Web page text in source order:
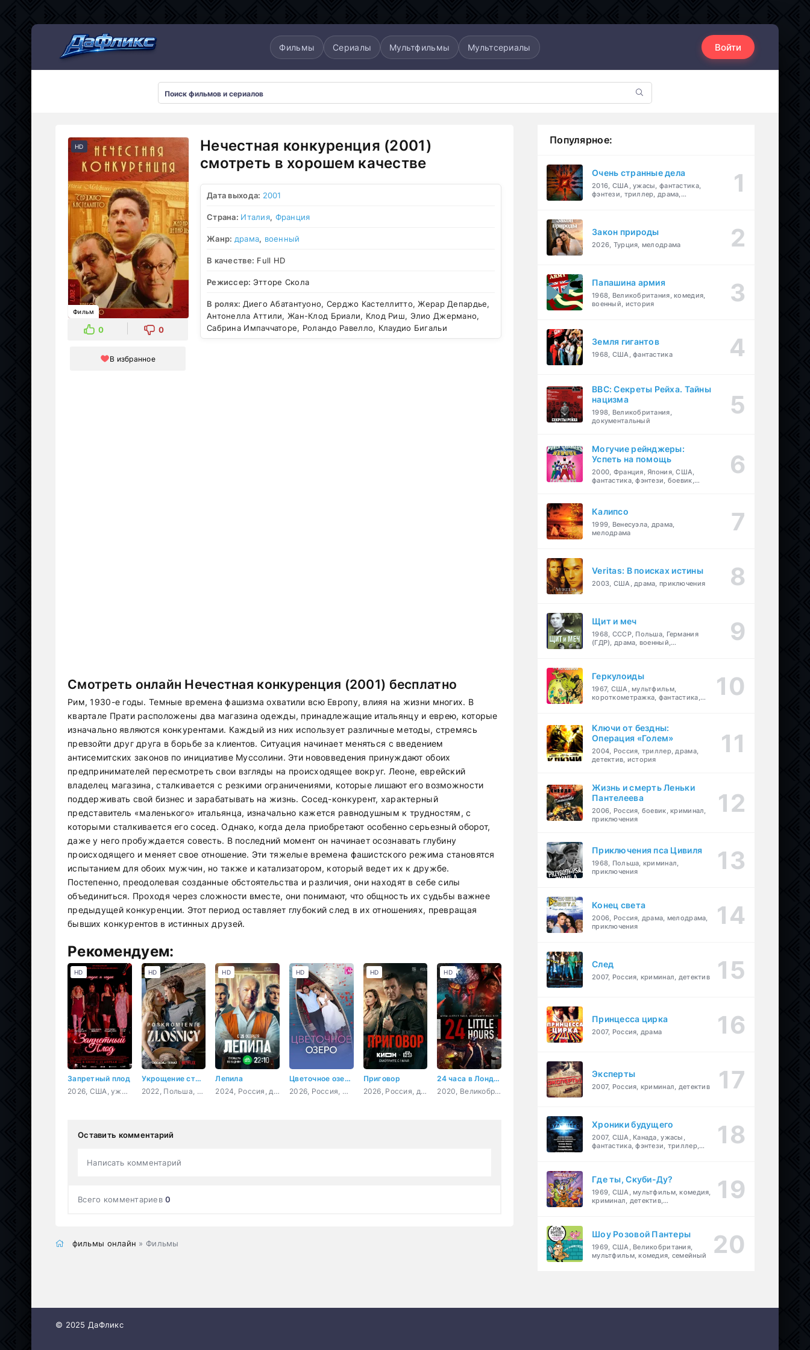
Фильмы Сериалы Мультфильмы Мультсериалы Войти
HD
Фильм
0 0
В избранное
Нечестная конкуренция (2001)
смотреть в хорошем качестве
Дата выхода: 2001
Страна: Италия, Франция
Жанр: драма, военный
В качестве: Full HD
Режиссер: Этторе Скола
В ролях: Диего Абатантуоно, Серджо Кастеллитто, Жерар Депардье,
Антонелла Аттили, Жан-Клод Бриали, Клод Риш, Элио Джермано,
Сабрина Импаччаторе, Роландо Равелло, Клаудио Бигальи
Смотреть онлайн Нечестная конкуренция (2001) бесплатно
Рим, 1930-е годы. Темные времена фашизма охватили всю Европу, влияя на жизни многих. В
квартале Прати расположены два магазина одежды, принадлежащие итальянцу и еврею, которые
изначально являются конкурентами. Каждый из них использует различные методы, стремясь
превзойти друг друга в борьбе за клиентов. Ситуация начинает меняться с введением
антисемитских законов по инициативе Муссолини. Эти нововведения принуждают обоих
предпринимателей пересмотреть свои взгляды на происходящее вокруг. Леоне, еврейский
владелец магазина, сталкивается с резкими ограничениями, которые лишают его возможности
поддерживать свой бизнес и зарабатывать на жизнь. Сосед-конкурент, характерный
представитель «маленького» итальянца, изначально кажется равнодушным к трудностям, с
которыми сталкивается его сосед. Однако, когда дела приобретают особенно серьезный оборот,
даже у него пробуждается совесть. В последний момент он начинает осознавать глубину
происходящего и меняет свое отношение. Эти тяжелые времена фашистского режима становятся
испытанием для обоих мужчин, но также и катализатором, который ведет их к дружбе.
Постепенно, преодолевая созданные обстоятельства и различия, они находят в себе силы
объединиться. Проходя через сложности вместе, они понимают, что общность их судьбы важнее
предыдущей конкуренции. Этот период оставляет глубокий след в их отношениях, превращая
бывших конкурентов в истинных друзей.
Рекомендуем:
Запретный плод
2026, США, ужасы, комедия, триллер, драма
HD
Укрощение строптивой
2022, Польша, мелодрама, комедия
HD
Лепила
2024, Россия, детектив, криминал
HD
Цветочное озеро
2026, Россия, мелодрама
HD
Приговор
2026, Россия, драма, криминал, триллер
HD
24 часа в Лондоне
2020, Великобритания, боевик, триллер, драма, криминал
HD
Оставить комментарий
Написать комментарий
Всего комментариев0
фильмы онлайн » Фильмы
Популярное:
Очень странные дела
2016, США, ужасы, фантастика,
фэнтези, триллер, драма,
Закон природы
2026, Турция, мелодрама
Папашина армия
1968, Великобритания, комедия,
военный, история
Земля гигантов
1968, США, фантастика
BBC: Секреты Рейха. Тайны
нацизма
1998, Великобритания,
документальный
Могучие рейнджеры:
Успеть на помощь
2000, Франция, Япония, США,
фантастика, фэнтези, боевик,
Калипсо
1999, Венесуэла, драма,
мелодрама
Veritas: В поисках истины
2003, США, драма, приключения
Щит и меч
1968, СССР, Польша, Германия
(ГДР), драма, военный,
Геркулоиды
1967, США, мультфильм,
короткометражка, фантастика,
Ключи от бездны:
Операция «Голем»
2004, Россия, триллер, драма,
детектив, история
Жизнь и смерть Леньки
Пантелеева
2006, Россия, боевик, криминал,
приключения
Приключения пса Цивиля
1968, Польша, криминал,
приключения
Конец света
2006, Россия, драма, мелодрама,
приключения
След
2007, Россия, криминал, детектив
Принцесса цирка
2007, Россия, драма
Эксперты
2007, Россия, криминал, детектив
Хроники будущего
2007, США, Канада, ужасы,
фантастика, фэнтези, триллер,
Где ты, Скуби-Ду?
1969, США, мультфильм, комедия,
криминал, детектив,
Шоу Розовой Пантеры
1969, США, Великобритания,
мультфильм, комедия, семейный
© 2025 ДаФликс
Мультсериалы